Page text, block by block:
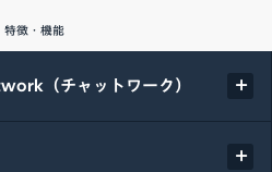
特徴・機能
（チャットワーク）